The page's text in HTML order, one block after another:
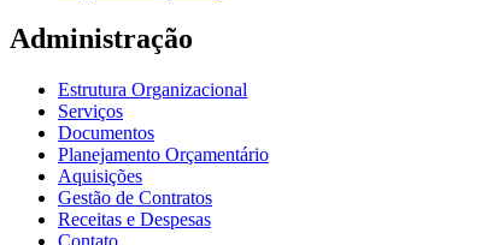
Administração
Estrutura Organizacional
Serviços
Documentos
Planejamento Orçamentário
Aquisições
Gestão de Contratos
Receitas e Despesas